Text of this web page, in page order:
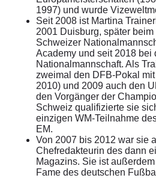
1997) und wurde
Seit 2008 ist Martina
2001 Duisburg, später
Schweizer
Academy und seit 2018 bei
Nationalmannschaft. Als
zweimal den DFB-Pokal
2010) und 2009 auch den
den Vorgänger der
Schweiz qualifizierte sie
einzigen WM-Teilnahme
EM.
Von 2007 bis 2012 war sie
Chefredakteurin des dann
Magazins. Sie ist
Fame des deutschen